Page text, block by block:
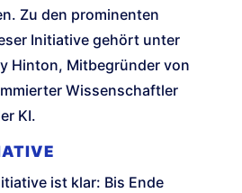
Zu den prominenten
Initiative gehört unter
Hinton, Mitbegründer von
Wissenschaftler
KI.
ist klar: Bis Ende